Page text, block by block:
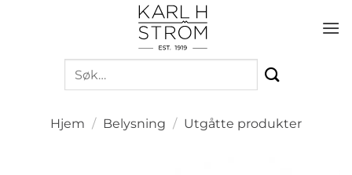
Søk
etter:
Hjem / Belysning / Utgåtte produkter